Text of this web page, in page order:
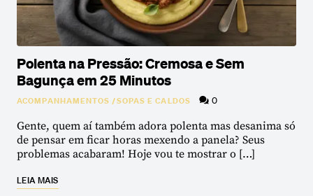
Polenta na Pressão: Cremosa e Sem
Bagunça em 25 Minutos
ACOMPANHAMENTOS /SOPAS E CALDOS 0
Gente, quem aí também adora polenta mas desanima só
de pensar em ficar horas mexendo a panela? Seus
problemas acabaram! Hoje vou te mostrar o […]
LEIA MAIS